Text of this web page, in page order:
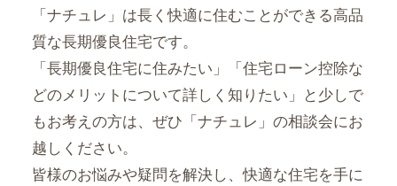
「ナチュレ」は長く快適に住むことができる高品
質な長期優良住宅です。
「長期優良住宅に住みたい」「住宅ローン控除な
どのメリットについて詳しく知りたい」と少しで
もお考えの方は、ぜひ「ナチュレ」の相談会にお
越しください。
皆様のお悩みや疑問を解決し、快適な住宅を手に